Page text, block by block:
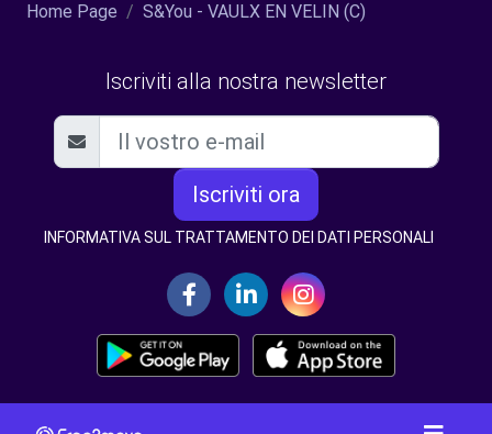
Home Page S&You - VAULX EN VELIN (C)
Iscriviti alla nostra newsletter
Iscriviti ora
INFORMATIVA SUL TRATTAMENTO DEI DATI PERSONALI